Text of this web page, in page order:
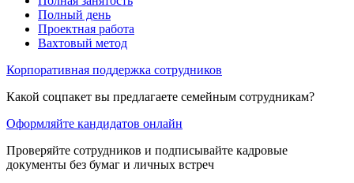
Полный день
Проектная работа
Вахтовый метод
Корпоративная поддержка сотрудников
Какой соцпакет вы предлагаете семейным сотрудникам?
Оформляйте кандидатов онлайн
Проверяйте сотрудников и подписывайте кадровые
документы без бумаг и личных встреч